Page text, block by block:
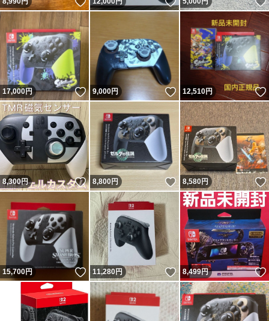
17,000円 いいね！
9,000円 いいね！
12,510円
8,300円 いいね！
8,800円 いいね！
8,580円
15,700円 いいね！
11,280円 いいね！
8,499円